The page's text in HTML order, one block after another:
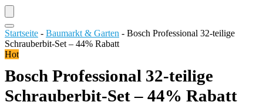
Startseite - Baumarkt & Garten - Bosch Professional 32-teilige
Schrauberbit-Set – 44% Rabatt
Hot
Bosch Professional 32-teilige
Schrauberbit-Set – 44% Rabatt